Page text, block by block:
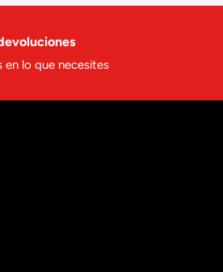
en lo que necesites